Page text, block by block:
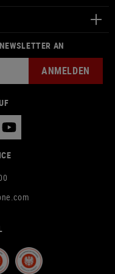
AN
ANMELDEN